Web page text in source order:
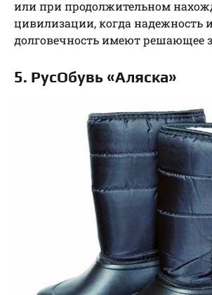
или при продолжительном
цивилизации, когда надежность и
долговечность имеют решающее
5. РусОбувь «Аляска»